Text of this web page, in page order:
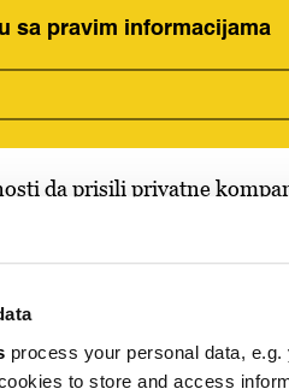
process your personal data, e.g.
to store and access
sa pravim informacijama
da prisili privatne
nemoguće da EU ispuni
rast cijena nafte i plina, ali